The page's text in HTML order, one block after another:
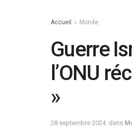
Accueil Monde
Guerre
l’ONU
»
28 septembre 2024 dans